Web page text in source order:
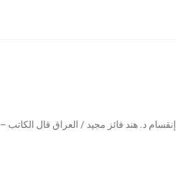
إنقسام د. هند فائز مجيد / العراق ‏قال الكاتب